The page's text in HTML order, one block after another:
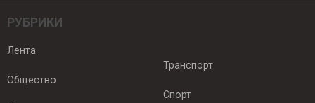
РУБРИКИ
Лента
Общество
Транспорт
Спорт